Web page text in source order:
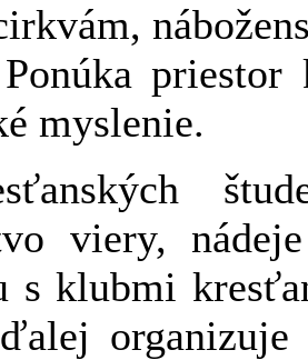
myslenie.
viery,
s klubmi
organizuje